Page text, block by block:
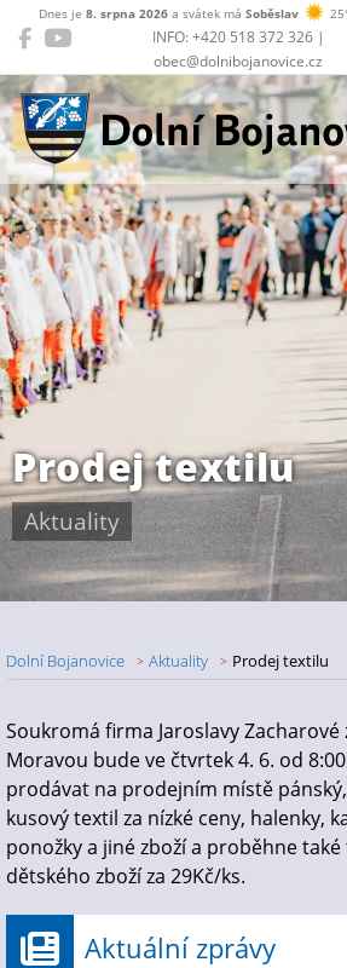
INFO: +420 518 372 326 |
obec@dolnibojanovice.cz
Dnes je 8. srpna 2026a svátek má Soběslav
Dolní Bojanovice
Prodej textilu
Aktuality
Dolní Bojanovice Aktuality Prodej textilu
Nadpis článku
Soukromá firma Jaroslavy Zacharové
Moravou bude ve čtvrtek 4. 6. od
prodávat na prodejním místě
kusový textil za nízké ceny, halenky,
ponožky a jiné zboží a proběhne
dětského zboží za 29Kč/ks.
Aktuální zprávy